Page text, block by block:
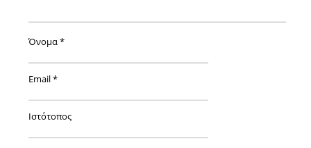
Όνομα*
Email*
Ιστότοπος